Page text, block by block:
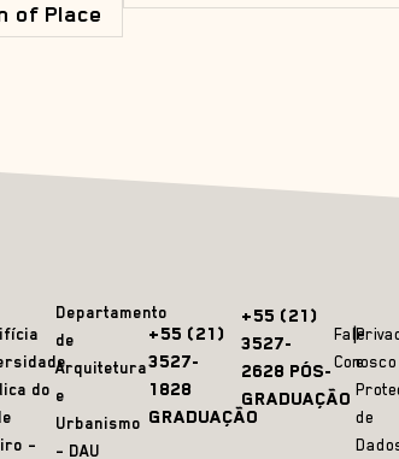
of Place
do
–
Departamento
de
Arquitetura
e
Urbanismo
– DAU
+55 (21)
3527-
1828
GRADUAÇÃO
+55 (21)
3527-
2628 PÓS-
GRADUAÇÃO
Fale
Conosco
e
de